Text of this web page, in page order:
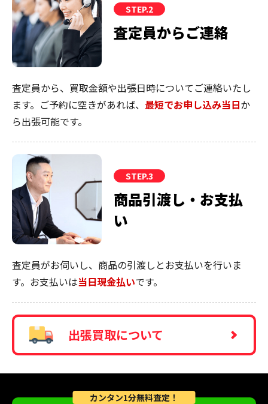
STEP.2
査定員からご連絡
査定員から、買取金額や出張日時についてご連絡いたし
ます。ご予約に空きがあれば、 最短でお申し込み当日か
ら出張可能です。
STEP.3
商品引渡し・お支払
い
査定員がお伺いし、商品の引渡しとお支払いを行いま
す。お支払いは当日現金払いです。
出張買取について
カンタン1分無料査定！